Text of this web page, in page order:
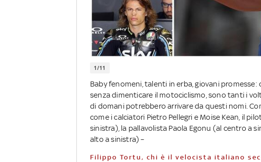
1/11
Baby fenomeni, talenti in erba, giovani promesse:
senza dimenticare il motociclismo, sono tanti i
di domani potrebbero arrivare da questi nomi.
come i calciatori Pietro Pellegri e Moise Kean, il
sinistra), la pallavolista Paola Egonu (al centro a
alto a sinistra) –
Filippo Tortu, chi è il velocista italiano